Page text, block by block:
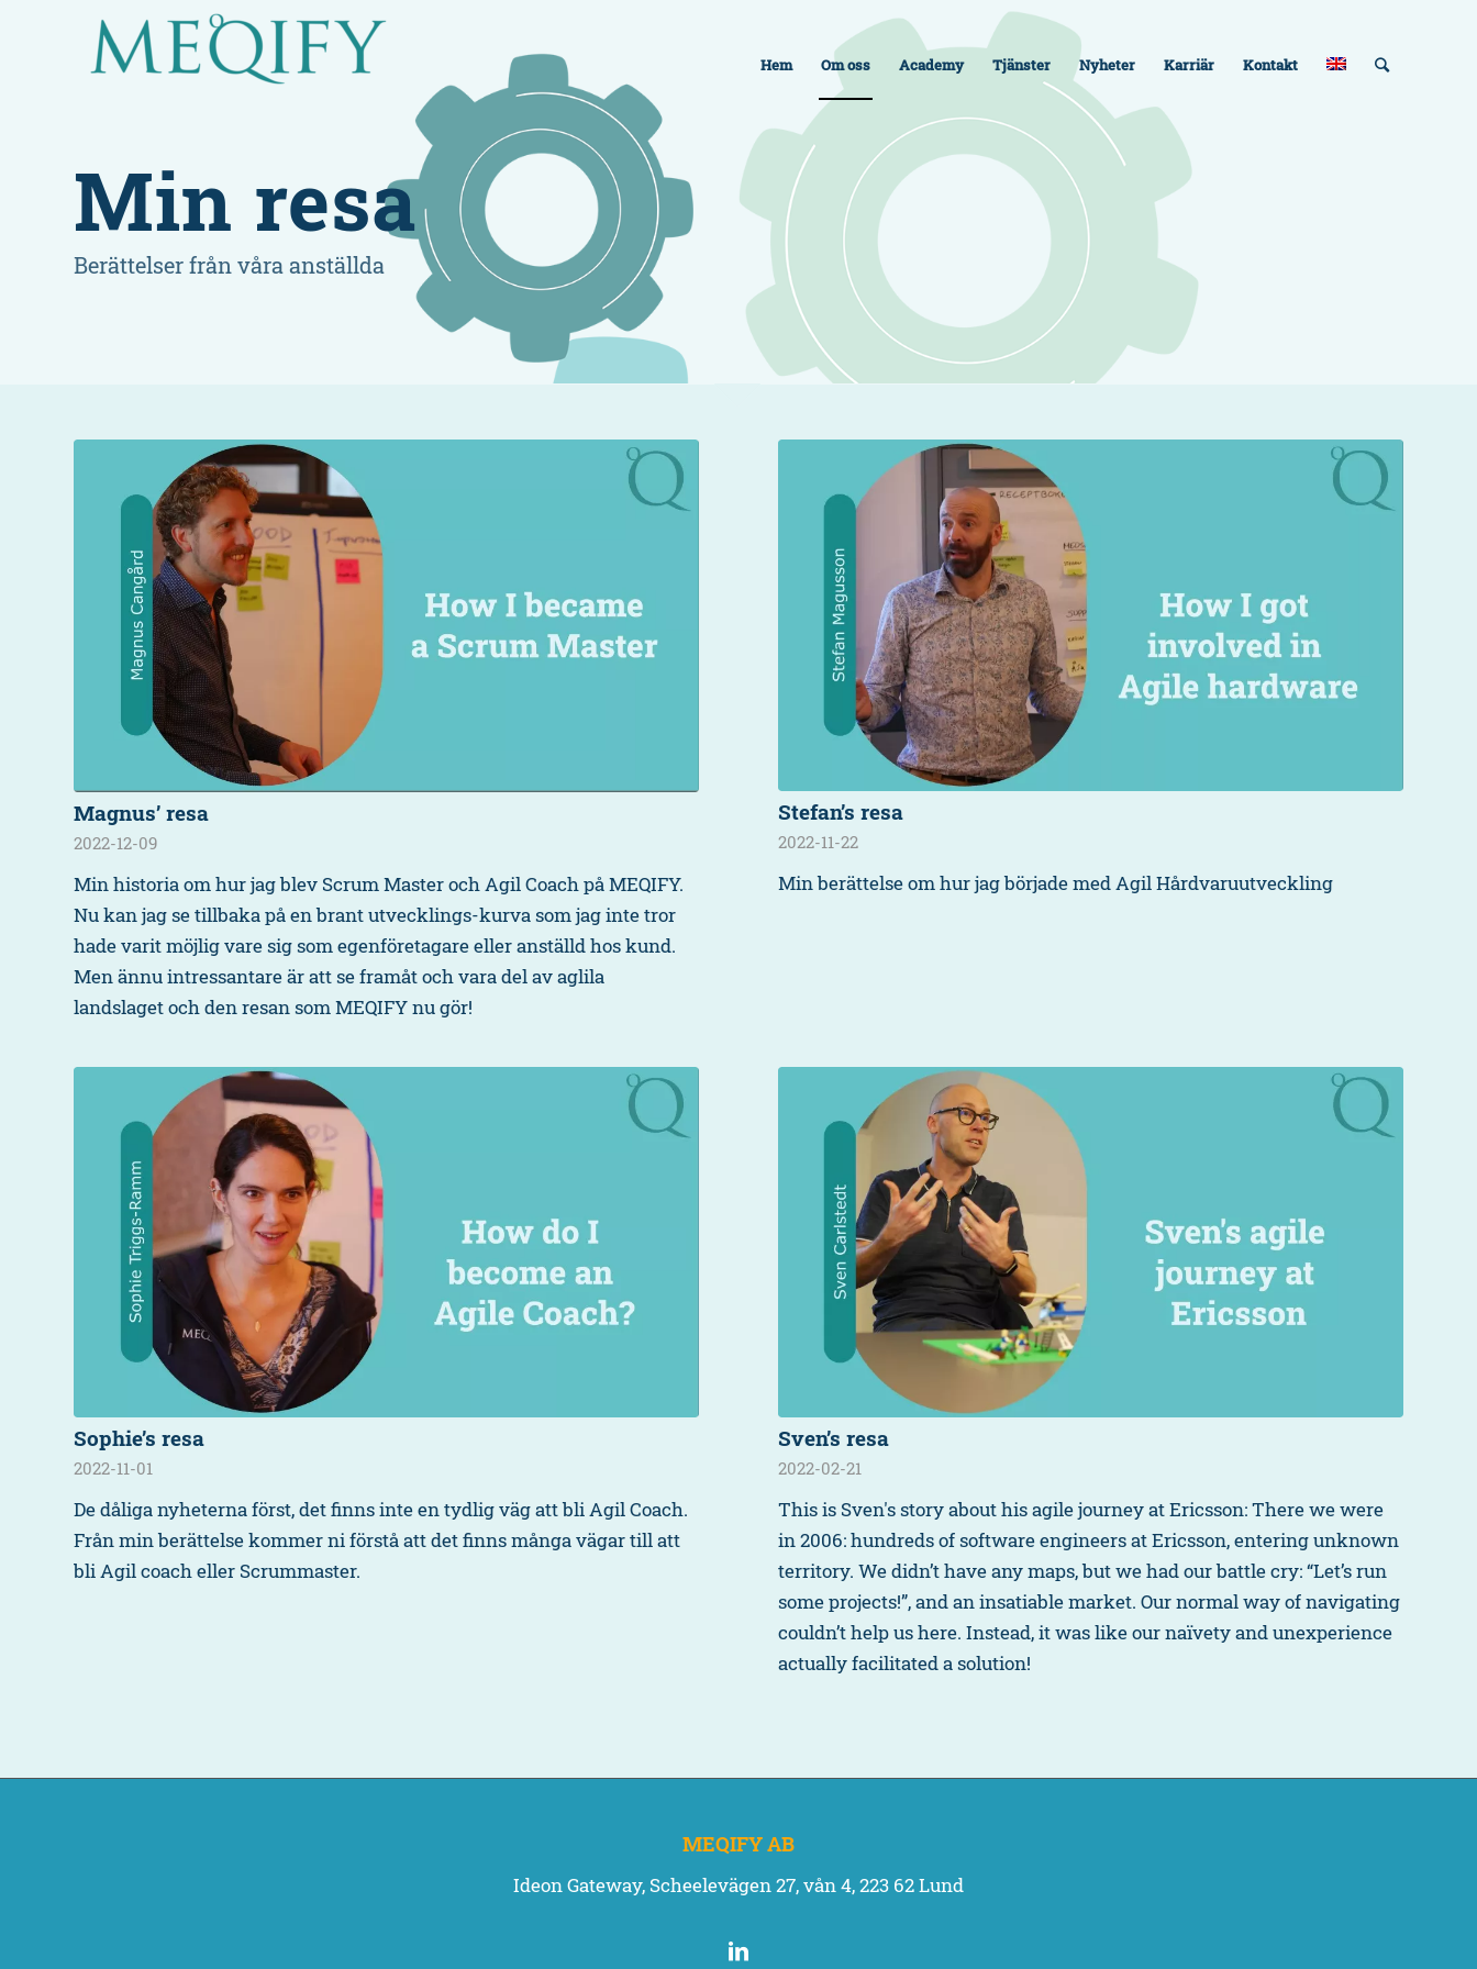
Hem Om oss Academy Tjänster Nyheter Karriär Kontakt
Min resa
Berättelser från våra anställda
Magnus’ resa
2022-12-09
Min historia om hur jag blev Scrum Master och Agil Coach på MEQIFY.
Nu kan jag se tillbaka på en brant utvecklings-kurva som jag inte tror
hade varit möjlig vare sig som egenföretagare eller anställd hos kund.
Men ännu intressantare är att se framåt och vara del av aglila
landslaget och den resan som MEQIFY nu gör!
Stefan’s resa
2022-11-22
Min berättelse om hur jag började med Agil Hårdvaruutveckling
Sophie’s resa
2022-11-01
De dåliga nyheterna först, det finns inte en tydlig väg att bli Agil Coach.
Från min berättelse kommer ni förstå att det finns många vägar till att
bli Agil coach eller Scrummaster.
Sven’s resa
2022-02-21
This is Sven's story about his agile journey at Ericsson: There we were
in 2006: hundreds of software engineers at Ericsson, entering unknown
territory. We didn’t have any maps, but we had our battle cry: “Let’s run
some projects!”, and an insatiable market. Our normal way of navigating
couldn’t help us here. Instead, it was like our naïvety and unexperience
actually facilitated a solution!
MEQIFY AB
Ideon Gateway, Scheelevägen 27, vån 4, 223 62 Lund